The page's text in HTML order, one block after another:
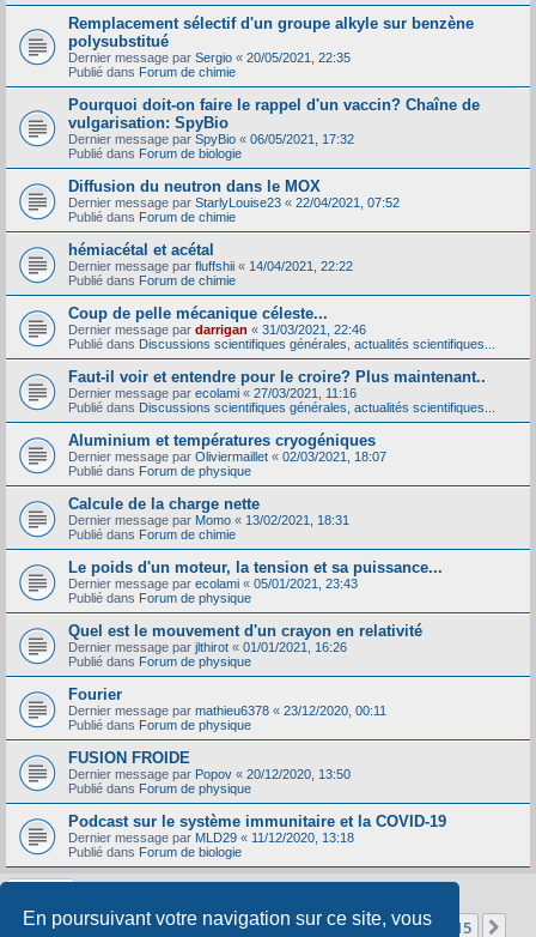
En poursuivant votre navigation sur ce site, vous
Remplacement sélectif d'un groupe alkyle sur benzène
polysubstitué
Dernier message par Sergio « 20/05/2021, 22:35
Publié dans Forum de chimie
Pourquoi doit-on faire le rappel d'un vaccin? Chaîne de
vulgarisation: SpyBio
Dernier message par SpyBio « 06/05/2021, 17:32
Publié dans Forum de biologie
Diffusion du neutron dans le MOX
Dernier message par StarlyLouise23 « 22/04/2021, 07:52
Publié dans Forum de chimie
hémiacétal et acétal
Dernier message par fluffshii « 14/04/2021, 22:22
Publié dans Forum de chimie
Coup de pelle mécanique céleste...
Dernier message par darrigan « 31/03/2021, 22:46
Publié dans Discussions scientifiques générales, actualités scientifiques...
Faut-il voir et entendre pour le croire? Plus maintenant..
Dernier message par ecolami « 27/03/2021, 11:16
Publié dans Discussions scientifiques générales, actualités scientifiques...
Aluminium et températures cryogéniques
Dernier message par Oliviermaillet « 02/03/2021, 18:07
Publié dans Forum de physique
Calcule de la charge nette
Dernier message par Momo « 13/02/2021, 18:31
Publié dans Forum de chimie
Le poids d'un moteur, la tension et sa puissance...
Dernier message par ecolami « 05/01/2021, 23:43
Publié dans Forum de physique
Quel est le mouvement d'un crayon en relativité
Dernier message par jlthirot « 01/01/2021, 16:26
Publié dans Forum de physique
Fourier
Dernier message par mathieu6378 « 23/12/2020, 00:11
Publié dans Forum de physique
FUSION FROIDE
Dernier message par Popov « 20/12/2020, 13:50
Publié dans Forum de physique
Podcast sur le système immunitaire et la COVID-19
Dernier message par MLD29 « 11/12/2020, 13:18
Publié dans Forum de biologie
La recherche a retourné 356 résultats Page 1sur15
1 2 3 4 5 … 15